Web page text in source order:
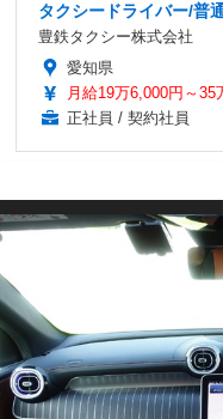
タクシードライバー/普
豊鉄タクシー株式会社
愛知県
月給19万6,000円～35
正社員 / 契約社員